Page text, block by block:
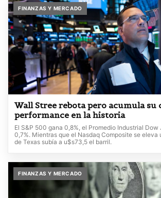
FINANZAS Y MERCADO
Wall Stree rebota pero acumula su
performance en la historia
El S&P 500 gana 0,8%, el Promedio Industrial
0,7%. Mientras que el Nasdaq Composite se eleva
de Texas subía a u$s73,5 el barril.
FINANZAS Y MERCADO